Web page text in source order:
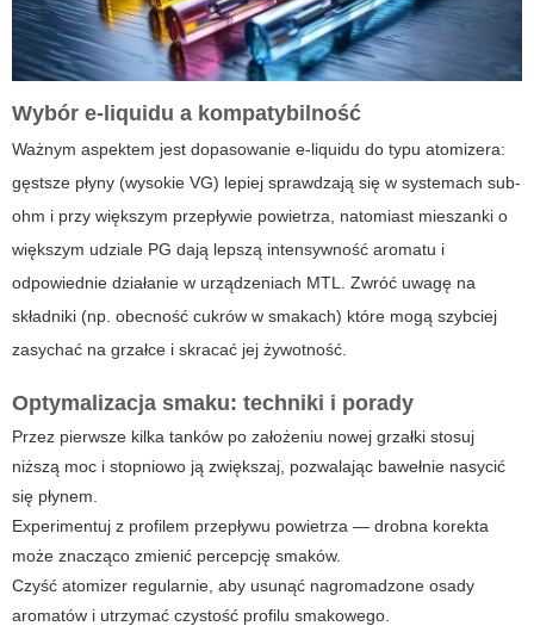
Wybór e-liquidu a kompatybilność
Ważnym aspektem jest dopasowanie e-liquidu do typu atomizera:
gęstsze płyny (wysokie VG) lepiej sprawdzają się w systemach sub-
ohm i przy większym przepływie powietrza, natomiast mieszanki o
większym udziale PG dają lepszą intensywność aromatu i
odpowiednie działanie w urządzeniach MTL. Zwróć uwagę na
składniki (np. obecność cukrów w smakach) które mogą szybciej
zasychać na grzałce i skracać jej żywotność.
Optymalizacja smaku: techniki i porady
Przez pierwsze kilka tanków po założeniu nowej grzałki stosuj
niższą moc i stopniowo ją zwiększaj, pozwalając bawełnie nasycić
się płynem.
Experimentuj z profilem przepływu powietrza — drobna korekta
może znacząco zmienić percepcję smaków.
Czyść atomizer regularnie, aby usunąć nagromadzone osady
aromatów i utrzymać czystość profilu smakowego.